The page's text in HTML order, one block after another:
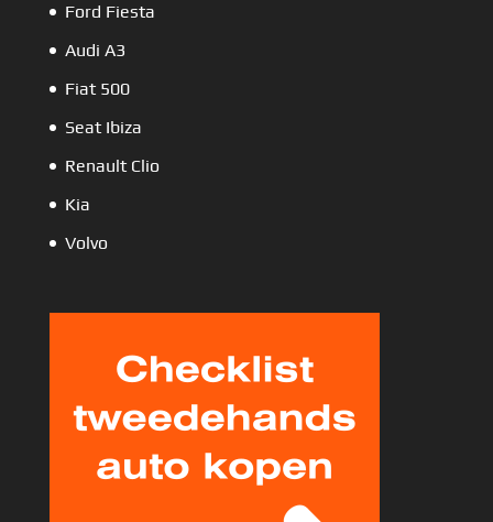
Ford Fiesta
Audi A3
Fiat 500
Seat Ibiza
Renault Clio
Kia
Volvo